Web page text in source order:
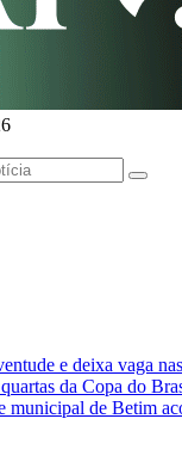
e deixa vaga
da Copa do
municipal de Betim